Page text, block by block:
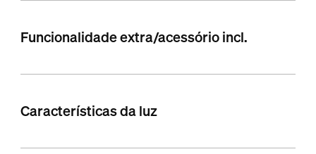
Funcionalidade extra/acessório incl.
Características da luz